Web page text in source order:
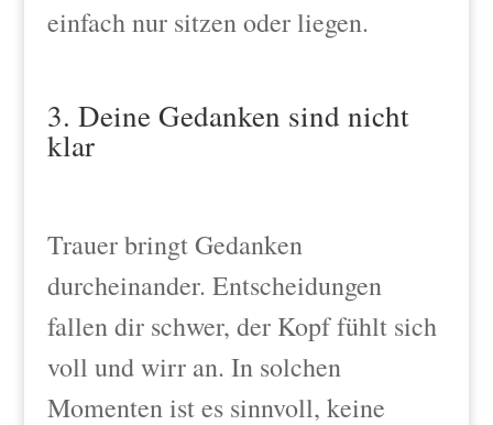
einfach nur sitzen oder liegen.
3. Deine Gedanken sind nicht
klar
Trauer bringt Gedanken
durcheinander. Entscheidungen
fallen dir schwer, der Kopf fühlt sich
voll und wirr an. In solchen
Momenten ist es sinnvoll, keine